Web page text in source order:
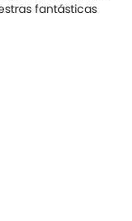
fantásticas